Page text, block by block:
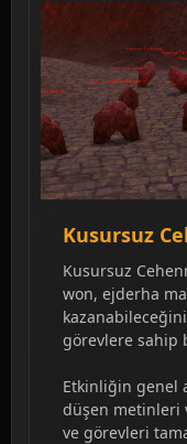
Kusursuz
Kusursuz
won, ejderha
görevlere sahip
Etkinliğin genel
düşen metinleri
ve görevleri